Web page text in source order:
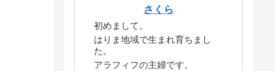
さくら
初めまして。
はりま地域で生まれ育ちまし
た。
アラフィフの主婦です。